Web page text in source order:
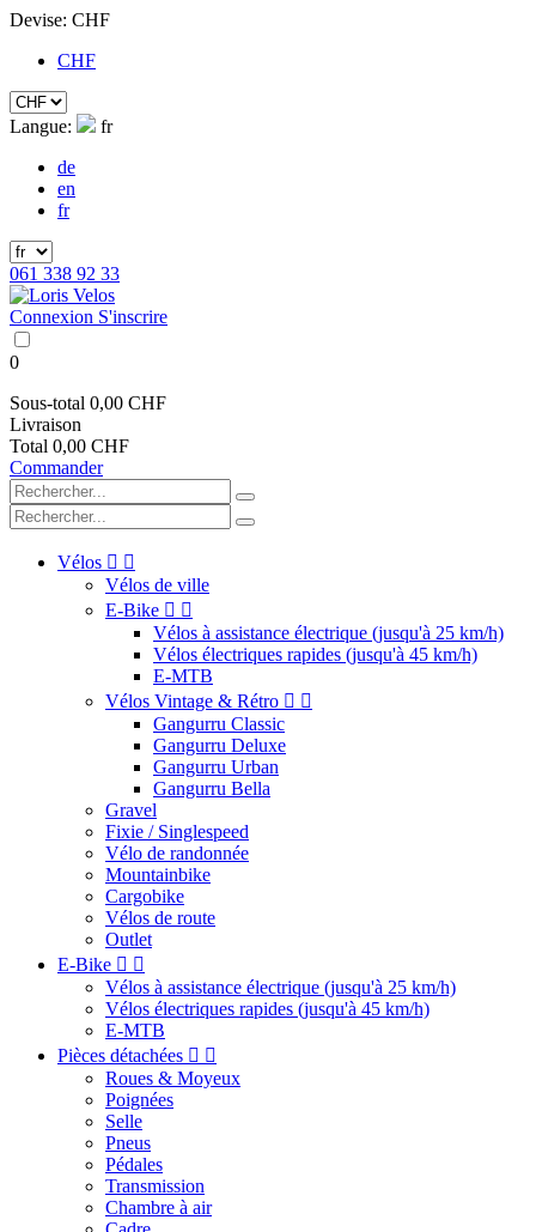
Devise: CHF
CHF
Langue:
fr
de
en
fr
061 338 92 33
Connexion S'inscrire
0
Sous-total 0,00 CHF
Livraison
Total 0,00 CHF
Commander
Vélos  
Vélos de ville
E-Bike  
Vélos à assistance électrique (jusqu'à 25 km/h)
Vélos électriques rapides (jusqu'à 45 km/h)
E-MTB
Vélos Vintage & Rétro  
Gangurru Classic
Gangurru Deluxe
Gangurru Urban
Gangurru Bella
Gravel
Fixie / Singlespeed
Vélo de randonnée
Mountainbike
Cargobike
Vélos de route
Outlet
E-Bike  
Vélos à assistance électrique (jusqu'à 25 km/h)
Vélos électriques rapides (jusqu'à 45 km/h)
E-MTB
Pièces détachées  
Roues & Moyeux
Poignées
Selle
Pneus
Pédales
Transmission
Chambre à air